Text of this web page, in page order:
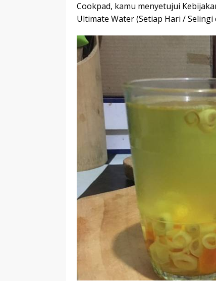
Cookpad, kamu menyetujui
Ultimate Water (Setiap Hari / Selingi